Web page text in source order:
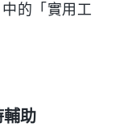
的「實用工
輔助